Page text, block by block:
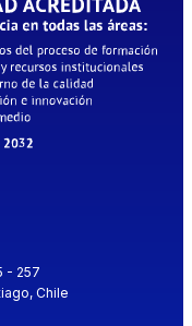
- 257
Chile